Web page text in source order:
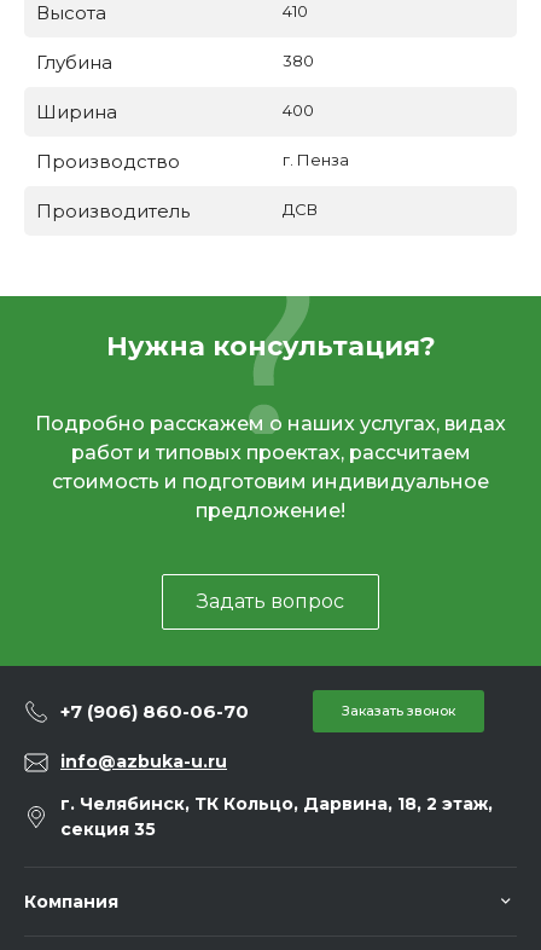
Высота 410
Глубина 380
Ширина 400
Производство г. Пенза
Производитель ДСВ
Нужна консультация?
Подробно расскажем о наших услугах, видах
работ и типовых проектах, рассчитаем
стоимость и подготовим индивидуальное
предложение!
Задать вопрос
+7 (906) 860-06-70 Заказать звонок
info@azbuka-u.ru
г. Челябинск, ТК Кольцо, Дарвина, 18, 2 этаж,
секция 35
Компания